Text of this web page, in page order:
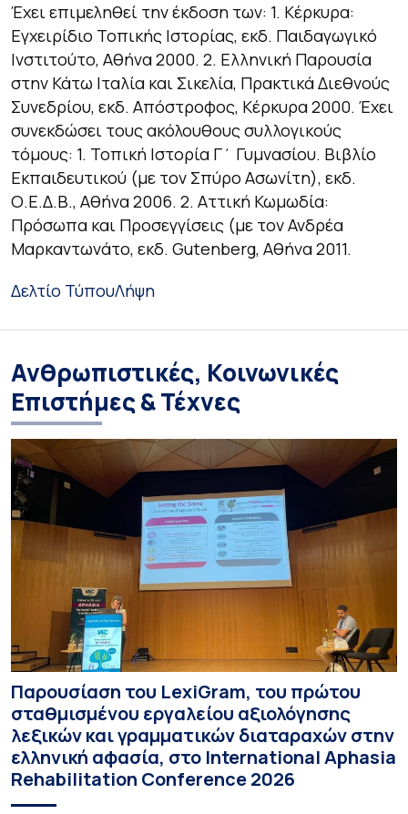
Έχει επιμεληθεί την έκδοση των: 1. Κέρκυρα:
Εγχειρίδιο Τοπικής Ιστορίας, εκδ. Παιδαγωγικό
Ινστιτούτο, Αθήνα 2000. 2. Ελληνική Παρουσία
στην Κάτω Ιταλία και Σικελία, Πρακτικά Διεθνούς
Συνεδρίου, εκδ. Απόστροφος, Κέρκυρα 2000. Έχει
συνεκδώσει τους ακόλουθους συλλογικούς
τόμους: 1. Τοπική Ιστορία Γ΄ Γυμνασίου. Βιβλίο
Εκπαιδευτικού (με τον Σπύρο Ασωνίτη), εκδ.
Ο.Ε.Δ.Β., Αθήνα 2006. 2. Αττική Κωμωδία:
Πρόσωπα και Προσεγγίσεις (με τον Ανδρέα
Μαρκαντωνάτο, εκδ. Gutenberg, Αθήνα 2011.
Δελτίο ΤύπουΛήψη
Ανθρωπιστικές, Κοινωνικές
Επιστήμες & Τέχνες
Παρουσίαση του LexiGram, του πρώτου
σταθμισμένου εργαλείου αξιολόγησης
λεξικών και γραμματικών διαταραχών στην
ελληνική αφασία, στο International Aphasia
Rehabilitation Conference 2026